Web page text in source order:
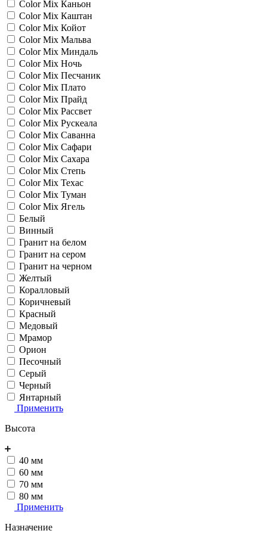
Color Mix Каньон
Color Mix Каштан
Color Mix Койот
Color Mix Мальва
Color Mix Миндаль
Color Mix Ночь
Color Mix Песчаник
Color Mix Плато
Color Mix Прайд
Color Mix Рассвет
Color Mix Рускеала
Color Mix Саванна
Color Mix Сафари
Color Mix Сахара
Color Mix Степь
Color Mix Техас
Color Mix Туман
Color Mix Ягель
Белый
Винный
Гранит на белом
Гранит на сером
Гранит на черном
Желтый
Коралловый
Коричневый
Красный
Медовый
Мрамор
Орион
Песочный
Серый
Черный
Янтарный
Применить
Высота
40 мм
60 мм
70 мм
80 мм
Применить
Назначение